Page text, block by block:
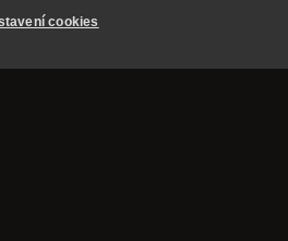
cookies